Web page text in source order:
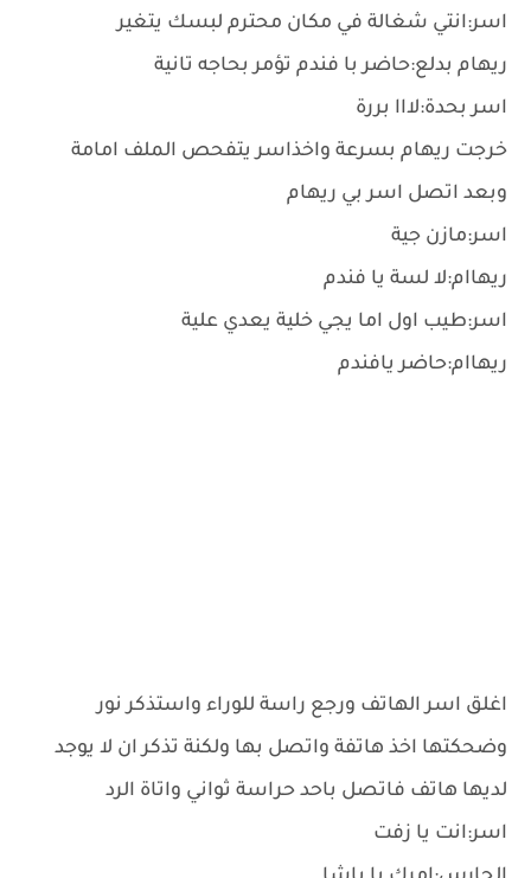
اسر:انتي شغالة في مكان محترم لبسك يتغير
ريهام بدلع:حاضر با فندم تؤمر بحاجه تانية
اسر بحدة:لااا بررة
خرجت ريهام بسرعة واخذاسر يتفحص الملف امامة
وبعد اتصل اسر بي ريهام
اسر:مازن جية
ريهاام:لا لسة يا فندم
اسر:طيب اول اما يجي خلية يعدي علية
ريهاام:حاضر يافندم
اغلق اسر الهاتف ورجع راسة للوراء واستذكر نور
وضحكتها اخذ هاتفة واتصل بها ولكنة تذكر ان لا يوجد
لديها هاتف فاتصل باحد حراسة ثواني واتاة الرد
اسر:انت يا زفت